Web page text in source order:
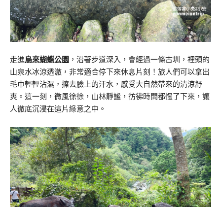
走進烏來蝴蝶公園 ，沿著步道深入，會經過一條古圳，裡頭的
山泉水冰涼透澈，非常適合停下來休息片刻！旅人們可以拿出
毛巾輕輕沾濕，擦去臉上的汗水，感受大自然帶來的清涼舒
爽。這一刻，微風徐徐，山林靜謐，彷彿時間都慢了下來，讓
人徹底沉浸在這片綠意之中。